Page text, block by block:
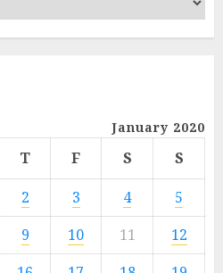
January 2020
T F S
S
2 3 4
5
9 10 11
12